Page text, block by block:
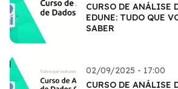
CURSO DE ANÁLISE
EDUNE: TUDO QUE
SABER
02/09/2025 - 17:00
CURSO DE ANÁLISE